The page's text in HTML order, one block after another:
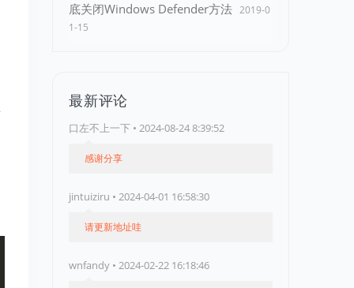
底关闭Windows Defender方法 2019-0
1-15
最新评论
口左不上一下 • 2024-08-24 8:39:52
感谢分享
jintuiziru • 2024-04-01 16:58:30
请更新地址哇
wnfandy • 2024-02-22 16:18:46